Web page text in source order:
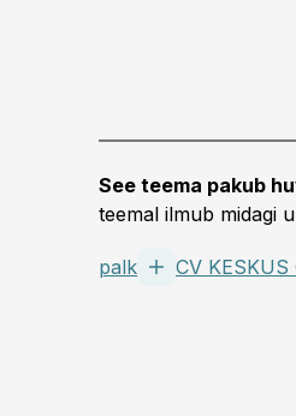
See teema pakub
teemal ilmub midagi
palk CV KESKUS